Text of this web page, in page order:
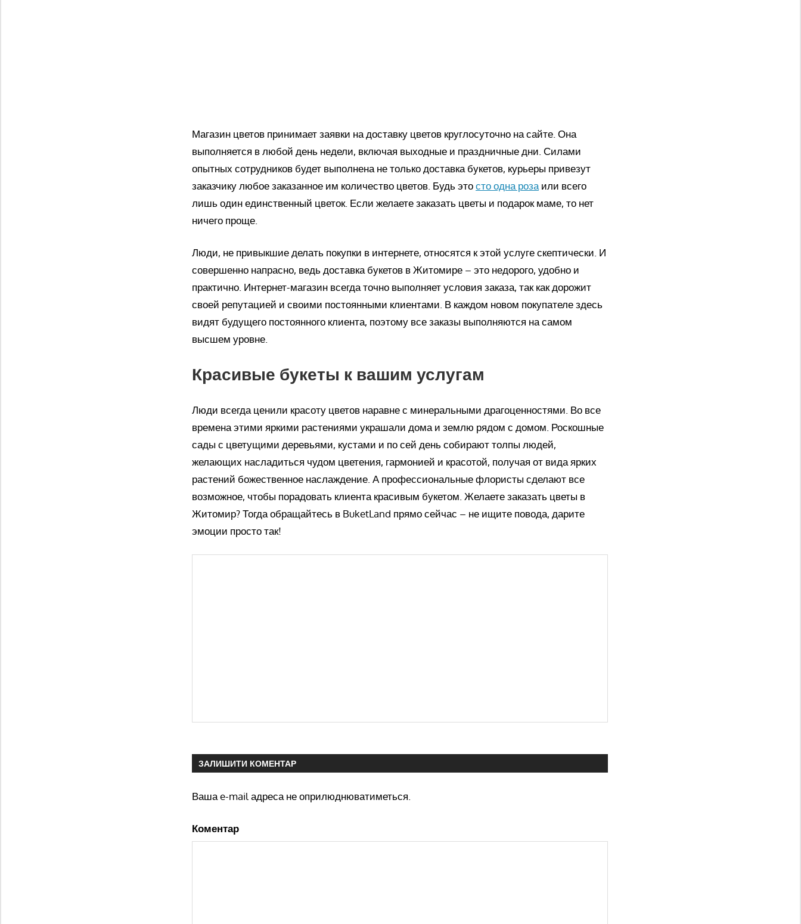
Магазин цветов принимает заявки на доставку цветов круглосуточно на сайте. Она
выполняется в любой день недели, включая выходные и праздничные дни. Силами
опытных сотрудников будет выполнена не только доставка букетов, курьеры привезут
заказчику любое заказанное им количество цветов. Будь этосто одна роза или всего
лишь один единственный цветок. Если желаете заказать цветы и подарок маме, то нет
ничего проще.
Люди, не привыкшие делать покупки в интернете, относятся к этой услуге скептически. И
совершенно напрасно, ведь доставка букетов в Житомире – это недорого, удобно и
практично. Интернет-магазин всегда точно выполняет условия заказа, так как дорожит
своей репутацией и своими постоянными клиентами. В каждом новом покупателе здесь
видят будущего постоянного клиента, поэтому все заказы выполняются на самом
высшем уровне.
Красивые букеты к вашим услугам
Люди всегда ценили красоту цветов наравне с минеральными драгоценностями. Во все
времена этими яркими растениями украшали дома и землю рядом с домом. Роскошные
сады с цветущими деревьями, кустами и по сей день собирают толпы людей,
желающих насладиться чудом цветения, гармонией и красотой, получая от вида ярких
растений божественное наслаждение. А профессиональные флористы сделают все
возможное, чтобы порадовать клиента красивым букетом. Желаете заказать цветы в
Житомир? Тогда обращайтесь в BuketLand прямо сейчас – не ищите повода, дарите
эмоции просто так!
ЗАЛИШИТИ КОМЕНТАР
Ваша e-mail адреса не оприлюднюватиметься.
Коментар